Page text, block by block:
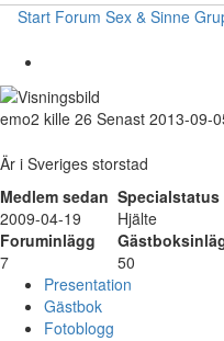
Start Forum Sex & Sinne
emo2 kille 26 Senast 2013-09-
Är i Sveriges storstad
Medlem sedan Specialstatus
2009-04-19
Hjälte
Foruminlägg
7
50
Presentation
Gästbok
Fotoblogg